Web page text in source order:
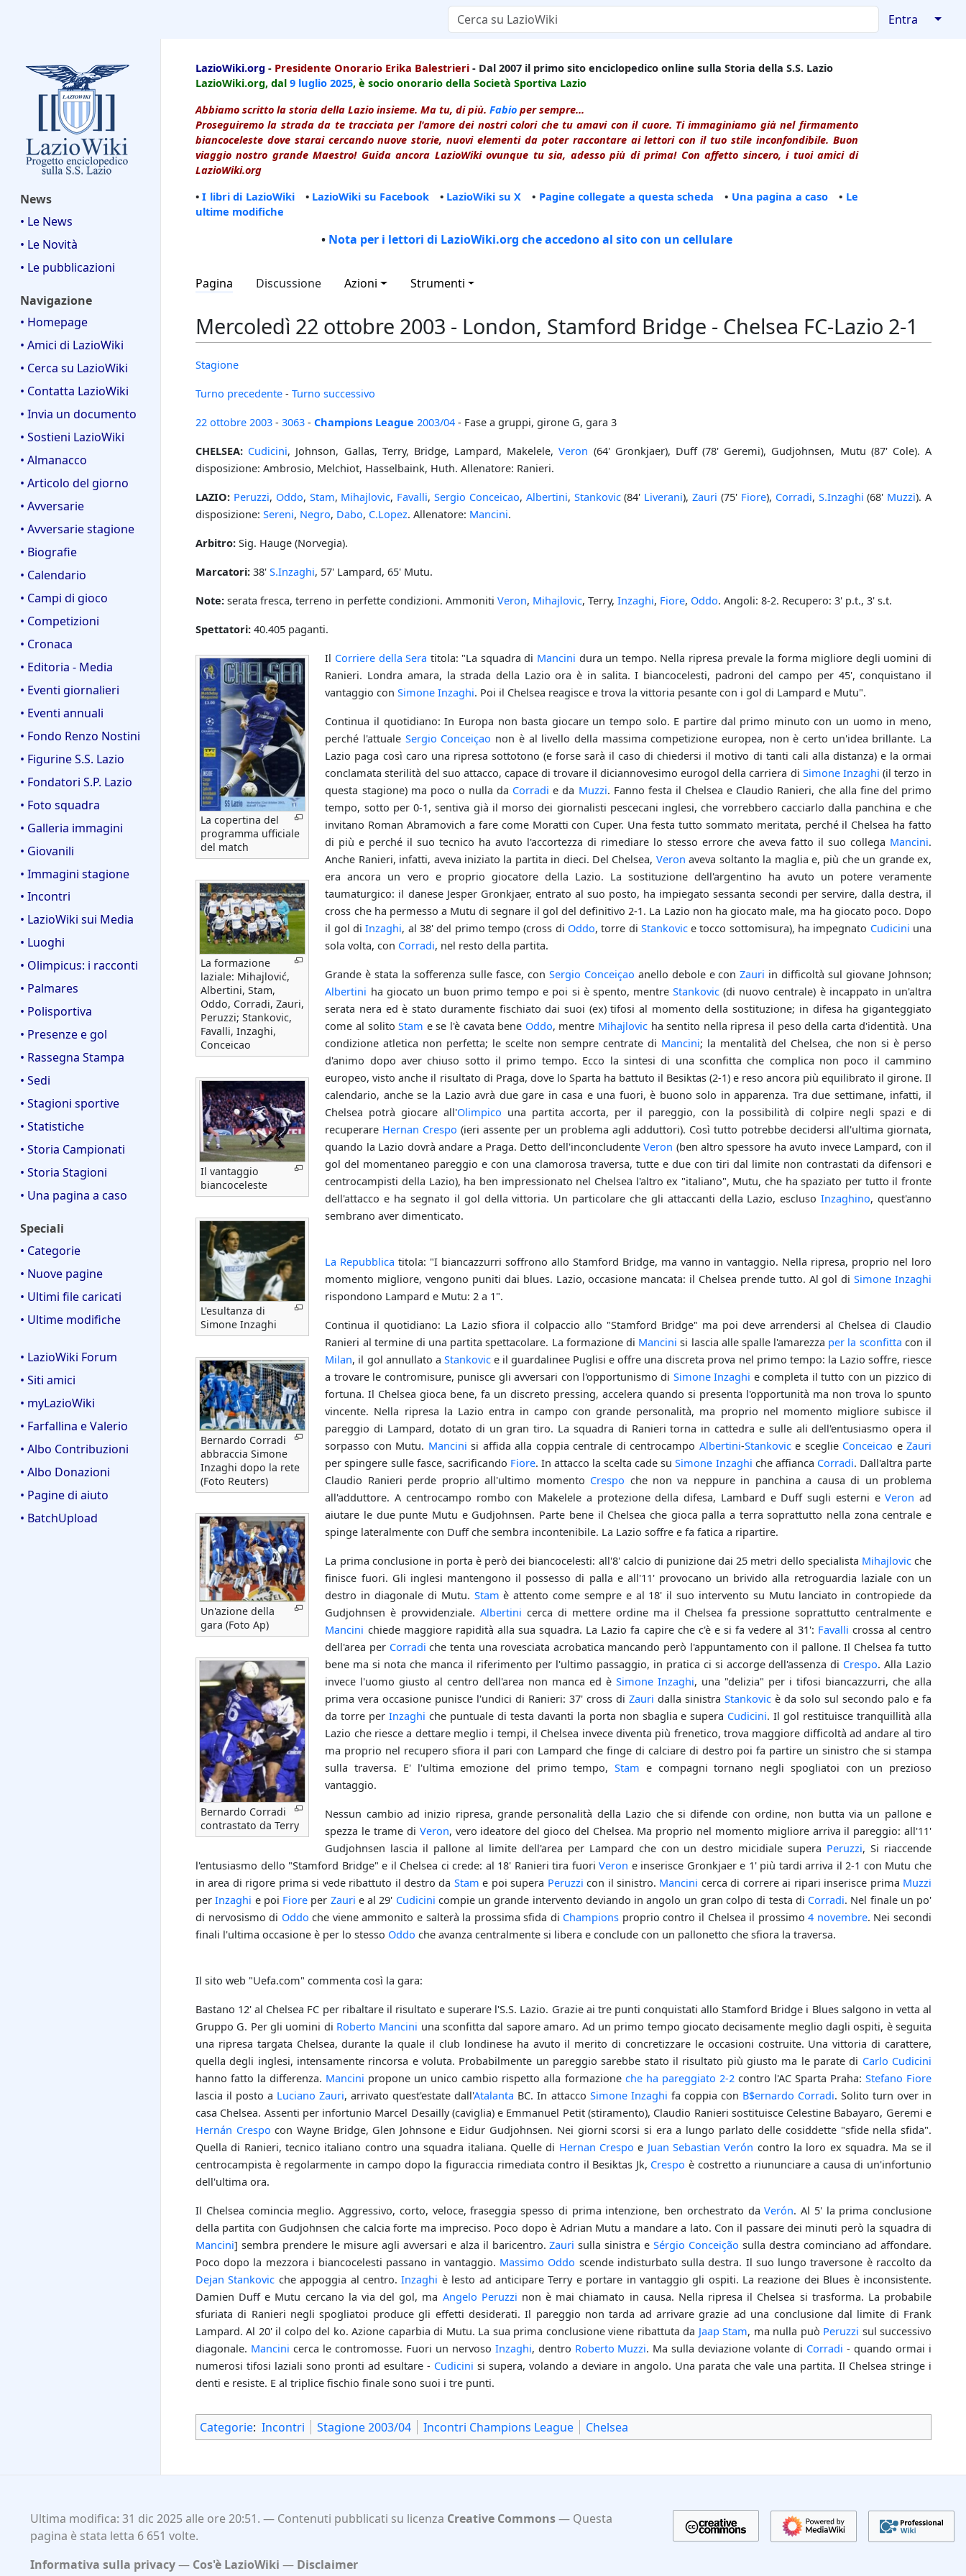
Entra ↓
News
• Le News
• Le Novità
• Le pubblicazioni
Navigazione
• Homepage
• Amici di LazioWiki
• Cerca su LazioWiki
• Contatta LazioWiki
• Invia un documento
• Sostieni LazioWiki
• Almanacco
• Articolo del giorno
• Avversarie
• Avversarie stagione
• Biografie
• Calendario
• Campi di gioco
• Competizioni
• Cronaca
• Editoria - Media
• Eventi giornalieri
• Eventi annuali
• Fondo Renzo Nostini
• Figurine S.S. Lazio
• Fondatori S.P. Lazio
• Foto squadra
• Galleria immagini
• Giovanili
• Immagini stagione
• Incontri
• LazioWiki sui Media
• Luoghi
• Olimpicus: i racconti
• Palmares
• Polisportiva
• Presenze e gol
• Rassegna Stampa
• Sedi
• Stagioni sportive
• Statistiche
• Storia Campionati
• Storia Stagioni
• Una pagina a caso
Speciali
• Categorie
• Nuove pagine
• Ultimi file caricati
• Ultime modifiche
• LazioWiki Forum
• Siti amici
• myLazioWiki
• Farfallina e Valerio
• Albo Contribuzioni
• Albo Donazioni
• Pagine di aiuto
• BatchUpload
LazioWiki.org - Presidente Onorario Erika Balestrieri - Dal 2007 il primo sito enciclopedico online sulla Storia della S.S. Lazio
LazioWiki.org, dal 9 luglio 2025, è socio onorario della Società Sportiva Lazio
Abbiamo scritto la storia della Lazio insieme. Ma tu, di più. Fabio per sempre...
Proseguiremo la strada da te tracciata per l'amore dei nostri colori che tu amavi con il cuore. Ti immaginiamo già nel firmamento
biancoceleste dove starai cercando nuove storie, nuovi elementi da poter raccontare ai lettori con il tuo stile inconfondibile. Buon
viaggio nostro grande Maestro! Guida ancora LazioWiki ovunque tu sia, adesso più di prima! Con affetto sincero, i tuoi amici di
LazioWiki.org
•I libri di LazioWiki• LazioWiki su Facebook • LazioWiki su X • Pagine collegate a questa scheda • Una pagina a caso • Le
ultime modifiche
• Nota per i lettori di LazioWiki.org che accedono al sito con un cellulare
Pagina Discussione Azioni Strumenti
Mercoledì 22 ottobre 2003 - London, Stamford Bridge - Chelsea FC-Lazio 2-1
Stagione
Turno precedente - Turno successivo
22 ottobre 2003 - 3063 - Champions League 2003/04 - Fase a gruppi, girone G, gara 3
CHELSEA: Cudicini, Johnson, Gallas, Terry, Bridge, Lampard, Makelele,Veron (64' Gronkjaer), Duff (78' Geremi), Gudjohnsen, Mutu (87' Cole). A
disposizione: Ambrosio, Melchiot, Hasselbaink, Huth. Allenatore: Ranieri.
LAZIO: Peruzzi, Oddo, Stam, Mihajlovic, Favalli,Sergio Conceicao, Albertini, Stankovic(84' Liverani),Zauri (75' Fiore), Corradi, S.Inzaghi (68' Muzzi). A
disposizione: Sereni, Negro, Dabo, C.Lopez. Allenatore: Mancini.
Arbitro: Sig. Hauge (Norvegia).
Marcatori: 38' S.Inzaghi, 57' Lampard, 65' Mutu.
Note: serata fresca, terreno in perfette condizioni. Ammoniti Veron, Mihajlovic, Terry, Inzaghi, Fiore, Oddo. Angoli: 8-2. Recupero: 3' p.t., 3' s.t.
Spettatori: 40.405 paganti.
La copertina del
programma ufficiale
del match
La formazione
laziale: Mihajlović,
Albertini, Stam,
Oddo, Corradi, Zauri,
Peruzzi; Stankovic,
Favalli, Inzaghi,
Conceicao
Il vantaggio
biancoceleste
L'esultanza di
Simone Inzaghi
Bernardo Corradi
abbraccia Simone
Inzaghi dopo la rete
(Foto Reuters)
Un'azione della
gara (Foto Ap)
Bernardo Corradi
contrastato da Terry
Il Corriere della Sera titola: "La squadra di Mancini dura un tempo. Nella ripresa prevale la forma migliore degli uomini di
Ranieri. Londra amara, la strada della Lazio ora è in salita. I biancocelesti, padroni del campo per 45', conquistano il
vantaggio conSimone Inzaghi. Poi il Chelsea reagisce e trova la vittoria pesante con i gol di Lampard e Mutu".
Continua il quotidiano: In Europa non basta giocare un tempo solo. E partire dal primo minuto con un uomo in meno,
perché l'attuale Sergio Conceiçao non è al livello della massima competizione europea, non è certo un'idea brillante. La
Lazio paga così caro una ripresa sottotono (e forse sarà il caso di chiedersi il motivo di tanti cali alla distanza) e la ormai
conclamata sterilità del suo attacco, capace di trovare il diciannovesimo eurogol della carriera di Simone Inzaghi (il terzo in
questa stagione) ma poco o nulla da Corradi e da Muzzi. Fanno festa il Chelsea e Claudio Ranieri, che alla fine del primo
tempo, sotto per 0-1, sentiva già il morso dei giornalisti pescecani inglesi, che vorrebbero cacciarlo dalla panchina e che
invitano Roman Abramovich a fare come Moratti con Cuper. Una festa tutto sommato meritata, perché il Chelsea ha fatto
di più e perché il suo tecnico ha avuto l'accortezza di rimediare lo stesso errore che aveva fatto il suo collega Mancini.
Anche Ranieri, infatti, aveva iniziato la partita in dieci. Del Chelsea, Veron aveva soltanto la maglia e, più che un grande ex,
era ancora un vero e proprio giocatore della Lazio. La sostituzione dell'argentino ha avuto un potere veramente
taumaturgico: il danese Jesper Gronkjaer, entrato al suo posto, ha impiegato sessanta secondi per servire, dalla destra, il
cross che ha permesso a Mutu di segnare il gol del definitivo 2-1. La Lazio non ha giocato male, ma ha giocato poco. Dopo
il gol diInzaghi, al 38' del primo tempo (cross di Oddo, torre di Stankovice tocco sottomisura), ha impegnato Cudicini una
sola volta, con Corradi, nel resto della partita.
Grande è stata la sofferenza sulle fasce, con Sergio Conceiçao anello debole e conZauri in difficoltà sul giovane Johnson;
Albertini ha giocato un buon primo tempo e poi si è spento, mentreStankovic (di nuovo centrale) è incappato in un'altra
serata nera ed è stato duramente fischiato dai suoi (ex) tifosi al momento della sostituzione; in difesa ha giganteggiato
come al solitoStam e se l'è cavata bene Oddo, mentre Mihajlovic ha sentito nella ripresa il peso della carta d'identità. Una
condizione atletica non perfetta; le scelte non sempre centrate di Mancini; la mentalità del Chelsea, che non si è perso
d'animo dopo aver chiuso sotto il primo tempo. Ecco la sintesi di una sconfitta che complica non poco il cammino
europeo, visto anche il risultato di Praga, dove lo Sparta ha battuto il Besiktas (2-1) e reso ancora più equilibrato il girone. Il
calendario, anche se la Lazio avrà due gare in casa e una fuori, è buono solo in apparenza. Tra due settimane, infatti, il
Chelsea potrà giocare all'Olimpico una partita accorta, per il pareggio, con la possibilità di colpire negli spazi e di
recuperare Hernan Crespo (ieri assente per un problema agli adduttori). Così tutto potrebbe decidersi all'ultima giornata,
quando la Lazio dovrà andare a Praga. Detto dell'inconcludenteVeron (ben altro spessore ha avuto invece Lampard, con il
gol del momentaneo pareggio e con una clamorosa traversa, tutte e due con tiri dal limite non contrastati da difensori e
centrocampisti della Lazio), ha ben impressionato nel Chelsea l'altro ex "italiano", Mutu, che ha spaziato per tutto il fronte
dell'attacco e ha segnato il gol della vittoria. Un particolare che gli attaccanti della Lazio, esclusoInzaghino, quest'anno
sembrano aver dimenticato.
La Repubblica titola: "I biancazzurri soffrono allo Stamford Bridge, ma vanno in vantaggio. Nella ripresa, proprio nel loro
momento migliore, vengono puniti dai blues. Lazio, occasione mancata: il Chelsea prende tutto. Al gol diSimone Inzaghi
rispondono Lampard e Mutu: 2 a 1".
Continua il quotidiano: La Lazio sfiora il colpaccio allo "Stamford Bridge" ma poi deve arrendersi al Chelsea di Claudio
Ranieri al termine di una partita spettacolare. La formazione di Mancini si lascia alle spalle l'amarezza per la sconfitta con il
Milan, il gol annullato a Stankovice il guardalinee Puglisi e offre una discreta prova nel primo tempo: la Lazio soffre, riesce
a trovare le contromisure, punisce gli avversari con l'opportunismo di Simone Inzaghi e completa il tutto con un pizzico di
fortuna. Il Chelsea gioca bene, fa un discreto pressing, accelera quando si presenta l'opportunità ma non trova lo spunto
vincente. Nella ripresa la Lazio entra in campo con grande personalità, ma proprio nel momento migliore subisce il
pareggio di Lampard, dotato di un gran tiro. La squadra di Ranieri torna in cattedra e sulle ali dell'entusiasmo opera il
sorpasso con Mutu. Mancini si affida alla coppia centrale di centrocampo Albertini-Stankovice sceglie Conceicao eZauri
per spingere sulle fasce, sacrificando Fiore. In attacco la scelta cade suSimone Inzaghi che affianca Corradi. Dall'altra parte
Claudio Ranieri perde proprio all'ultimo momento Crespo che non va neppure in panchina a causa di un problema
all'adduttore. A centrocampo rombo con Makelele a protezione della difesa, Lambard e Duff sugli esterni eVeron ad
aiutare le due punte Mutu e Gudjohnsen. Parte bene il Chelsea che gioca palla a terra soprattutto nella zona centrale e
spinge lateralmente con Duff che sembra incontenibile. La Lazio soffre e fa fatica a ripartire.
La prima conclusione in porta è però dei biancocelesti: all'8' calcio di punizione dai 25 metri dello specialista Mihajlovicche
finisce fuori. Gli inglesi mantengono il possesso di palla e all'11' provocano un brivido alla retroguardia laziale con un
destro in diagonale di Mutu. Stam è attento come sempre e al 18' il suo intervento su Mutu lanciato in contropiede da
Gudjohnsen è provvidenziale.Albertini cerca di mettere ordine ma il Chelsea fa pressione soprattutto centralmente e
Mancini chiede maggiore rapidità alla sua squadra. La Lazio fa capire che c'è e si fa vedere al 31': Favalli crossa al centro
dell'area per Corradi che tenta una rovesciata acrobatica mancando però l'appuntamento con il pallone. Il Chelsea fa tutto
bene ma si nota che manca il riferimento per l'ultimo passaggio, in pratica ci si accorge dell'assenza di Crespo. Alla Lazio
invece l'uomo giusto al centro dell'area non manca ed èSimone Inzaghi, una "delizia" per i tifosi biancazzurri, che alla
prima vera occasione punisce l'undici di Ranieri: 37' cross diZauri dalla sinistraStankovic è da solo sul secondo palo e fa
da torre perInzaghi che puntuale di testa davanti la porta non sbaglia e supera Cudicini. Il gol restituisce tranquillità alla
Lazio che riesce a dettare meglio i tempi, il Chelsea invece diventa più frenetico, trova maggiore difficoltà ad andare al tiro
ma proprio nel recupero sfiora il pari con Lampard che finge di calciare di destro poi fa partire un sinistro che si stampa
sulla traversa. E' l'ultima emozione del primo tempo,Stam e compagni tornano negli spogliatoi con un prezioso
vantaggio.
Nessun cambio ad inizio ripresa, grande personalità della Lazio che si difende con ordine, non butta via un pallone e
spezza le trame di Veron, vero ideatore del gioco del Chelsea. Ma proprio nel momento migliore arriva il pareggio: all'11'
Gudjohnsen lascia il pallone al limite dell'area per Lampard che con un destro micidiale supera Peruzzi, Si riaccende
l'entusiasmo dello "Stamford Bridge" e il Chelsea ci crede: al 18' Ranieri tira fuoriVeron e inserisce Gronkjaer e 1' più tardi arriva il 2-1 con Mutu che
in area di rigore prima si vede ribattuto il destro da Stam e poi supera Peruzzi con il sinistro. Mancini cerca di correre ai ripari inserisce prima Muzzi
perInzaghi e poi Fiore per Zauri e al 29' Cudicini compie un grande intervento deviando in angolo un gran colpo di testa di Corradi. Nel finale un po'
di nervosismo di Oddo che viene ammonito e salterà la prossima sfida di Champions proprio contro il Chelsea il prossimo4 novembre. Nei secondi
finali l'ultima occasione è per lo stesso Oddo che avanza centralmente si libera e conclude con un pallonetto che sfiora la traversa.
Il sito web "Uefa.com" commenta così la gara:
Bastano 12' al Chelsea FC per ribaltare il risultato e superare l'S.S. Lazio. Grazie ai tre punti conquistati allo Stamford Bridge i Blues salgono in vetta al
Gruppo G. Per gli uomini di Roberto Mancini una sconfitta dal sapore amaro. Ad un primo tempo giocato decisamente meglio dagli ospiti, è seguita
una ripresa targata Chelsea, durante la quale il club londinese ha avuto il merito di concretizzare le occasioni costruite. Una vittoria di carattere,
quella degli inglesi, intensamente rincorsa e voluta. Probabilmente un pareggio sarebbe stato il risultato più giusto ma le parate di Carlo Cudicini
hanno fatto la differenza. Mancini propone un unico cambio rispetto alla formazione che ha pareggiato 2-2contro l'AC Sparta Praha: Stefano Fiore
lascia il posto a Luciano Zauri, arrivato quest'estate dall'Atalanta BC. In attacco Simone Inzaghi fa coppia con B$ernardo Corradi. Solito turn over in
casa Chelsea. Assenti per infortunio Marcel Desailly (caviglia) e Emmanuel Petit (stiramento), Claudio Ranieri sostituisce Celestine Babayaro, Geremi e
Hernán Crespo con Wayne Bridge, Glen Johnsone e Eidur Gudjohnsen. Nei giorni scorsi si era a lungo parlato delle cosiddette "sfide nella sfida".
Quella di Ranieri, tecnico italiano contro una squadra italiana. Quelle di Hernan Crespo e Juan Sebastian Verón contro la loro ex squadra. Ma se il
centrocampista è regolarmente in campo dopo la figuraccia rimediata contro il Besiktas Jk, Crespo è costretto a riununciare a causa di un'infortunio
dell'ultima ora.
Il Chelsea comincia meglio. Aggressivo, corto, veloce, fraseggia spesso di prima intenzione, ben orchestrato daVerón. Al 5' la prima conclusione
della partita con Gudjohnsen che calcia forte ma impreciso. Poco dopo è Adrian Mutu a mandare a lato. Con il passare dei minuti però la squadra di
Mancini] sembra prendere le misure agli avversari e alza il baricentro.Zauri sulla sinistra eSérgio Conceição sulla destra cominciano ad affondare.
Poco dopo la mezzora i biancocelesti passano in vantaggio. Massimo Oddo scende indisturbato sulla destra. Il suo lungo traversone è raccolto da
Dejan Stankovic che appoggia al centro.Inzaghi è lesto ad anticipare Terry e portare in vantaggio gli ospiti. La reazione dei Blues è inconsistente.
Damien Duff e Mutu cercano la via del gol, ma Angelo Peruzzi non è mai chiamato in causa. Nella ripresa il Chelsea si trasforma. La probabile
sfuriata di Ranieri negli spogliatoi produce gli effetti desiderati. Il pareggio non tarda ad arrivare grazie ad una conclusione dal limite di Frank
Lampard. Al 20' il colpo del ko. Azione caparbia di Mutu. La sua prima conclusione viene ribattuta da Jaap Stam, ma nulla può Peruzzi sul successivo
diagonale. Mancini cerca le contromosse. Fuori un nervoso Inzaghi, dentro Roberto Muzzi. Ma sulla deviazione volante di Corradi - quando ormai i
numerosi tifosi laziali sono pronti ad esultare - Cudicini si supera, volando a deviare in angolo. Una parata che vale una partita. Il Chelsea stringe i
denti e resiste. E al triplice fischio finale sono suoi i tre punti.
Categorie: Incontri Stagione 2003/04 Incontri Champions League Chelsea
Ultima modifica: 31 dic 2025 alle ore 20:51. Contenuti pubblicati su licenza Creative Commons
Questa
pagina è stata letta 6 651 volte.
Informativa sulla privacy
Cos'è LazioWiki Disclaimer